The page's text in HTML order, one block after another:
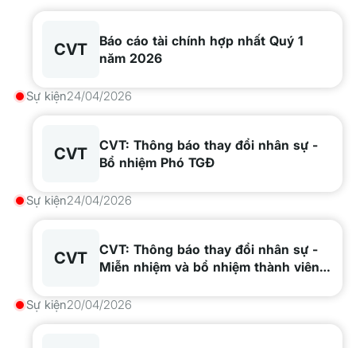
CVT
Báo cáo tài chính hợp nhất Quý 1
năm 2026
Sự kiện24/04/2026
CVT
CVT: Thông báo thay đổi nhân sự -
Bổ nhiệm Phó TGĐ
Sự kiện24/04/2026
CVT
CVT: Thông báo thay đổi nhân sự -
Miễn nhiệm và bổ nhiệm thành viên
Sự kiện20/04/2026